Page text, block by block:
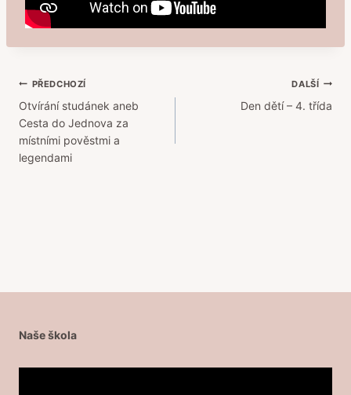
Navigace
pro
příspěvek
PŘEDCHOZÍ
Otvírání studánek aneb
Cesta do Jednova za
místními pověstmi a
legendami
DALŠÍ
Den dětí – 4. třída
Naše škola